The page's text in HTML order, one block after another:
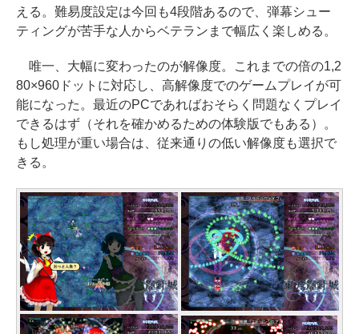
える。難易度設定は今回も4段階あるので、弾幕シュー
ティングが苦手な人からベテランまで幅広く楽しめる。
唯一、大幅に変わったのが解像度。これまでの倍の1,2
80×960ドットに対応し、高解像度でのゲームプレイが可
能になった。最近のPCであればおそらく問題なくプレイ
できるはず（それを確かめるための体験版でもある）。
もし処理が重い場合は、従来通りの低い解像度も選択で
きる。